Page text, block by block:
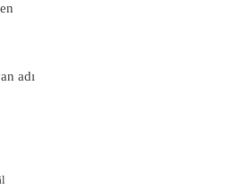
adı